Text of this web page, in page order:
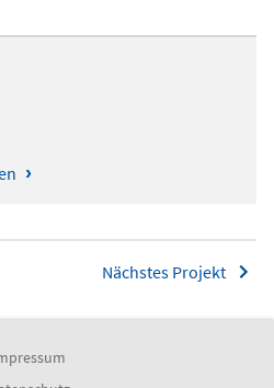
›
Nächstes Projekt